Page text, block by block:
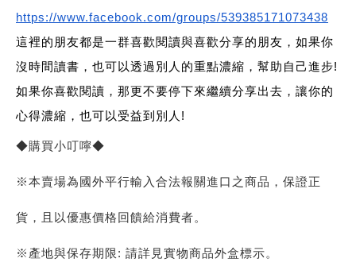
https://www.facebook.com/groups/539385171073438
這裡的朋友都是一群喜歡閱讀與喜歡分享的朋友，如果你
沒時間讀書，也可以透過別人的重點濃縮，幫助自己進步!
如果你喜歡閱讀，那更不要停下來繼續分享出去，讓你的
心得濃縮，也可以受益到別人!
◆購買小叮嚀◆
※本賣場為國外平行輸入合法報關進口之商品，保證正
貨，且以優惠價格回饋給消費者。
※產地與保存期限: 請詳見實物商品外盒標示。